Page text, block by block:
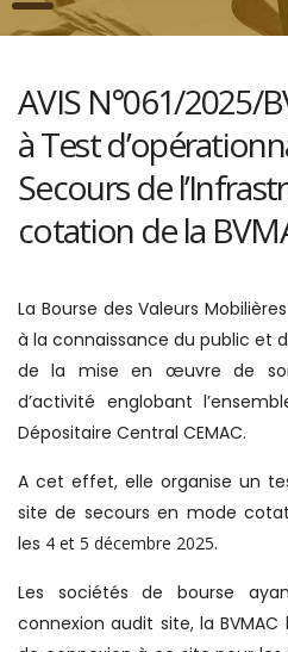
AVIS N°061/2025/
à Test
Secours de
cotation de la
La Bourse des Valeurs
à la connaissance du public et
de la mise en œuvre de
d’activité englobant
Dépositaire Central CEMAC.
A cet effet, elle organise un
site de secours en mode
les 4 et 5 décembre 2025.
Les sociétés de bourse
connexion audit site, la BVMAC